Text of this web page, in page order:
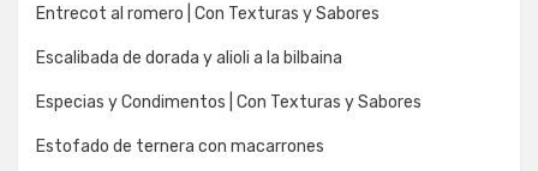
Entrecot al romero | Con Texturas y Sabores
Escalibada de dorada y alioli a la bilbaina
Especias y Condimentos | Con Texturas y Sabores
Estofado de ternera con macarrones